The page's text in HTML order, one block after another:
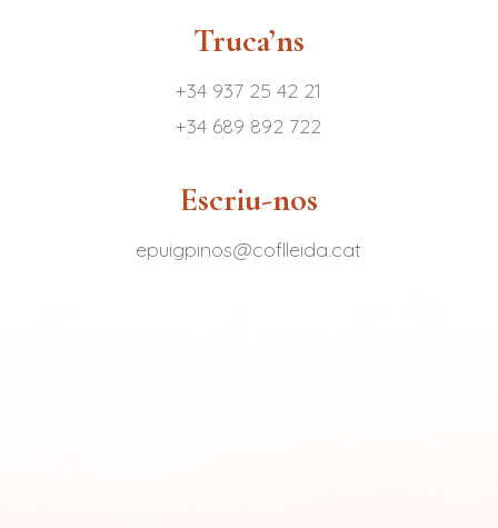
Truca’ns
+34 937 25 42 21
+34 689 892 722
Escriu-nos
epuigpinos@coflleida.cat